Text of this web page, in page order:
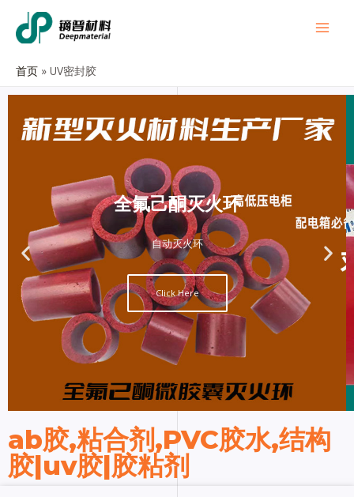
首页 UV密封胶
全氟己酮灭火环
自动灭火环
Click Here
ab胶,粘合剂,PVC胶水,结构
胶|uv胶|胶粘剂